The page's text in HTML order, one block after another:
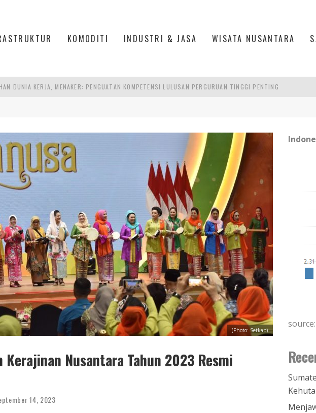
KOMODITI INDUSTRI & JASA WISATA NUSANTARA
DUNIA KERJA, MENAKER: PENGUATAN KOMPETENSI LULUSAN PERGURUAN TINGGI PENTING
BAGASI DI BANDARA SULTAN MAHMUD BADARUDDIN II, PALEMBANG
KAWASAN MEGAMAS, MANADO
(Photo: Setkab)
Kerajinan Nusantara Tahun 2023 Resmi
14, 2023
source: